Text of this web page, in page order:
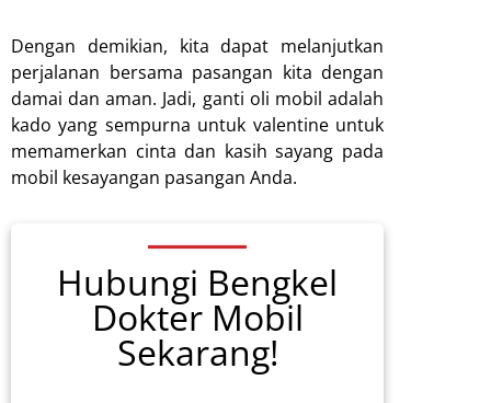
Dengan demikian, kita dapat melanjutkan
perjalanan bersama pasangan kita dengan
damai dan aman. Jadi, ganti oli mobil adalah
kado yang sempurna untuk valentine untuk
memamerkan cinta dan kasih sayang pada
mobil kesayangan pasangan Anda.
Hubungi Bengkel
Dokter Mobil
Sekarang!